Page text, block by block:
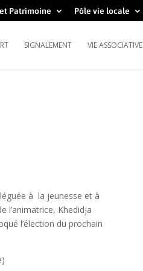
Patrimoine Pôle vie locale
SIGNALEMENT VIE ASSOCIATIVE
à la jeunesse et à
l’animatrice, Khedidja
l’élection du prochain